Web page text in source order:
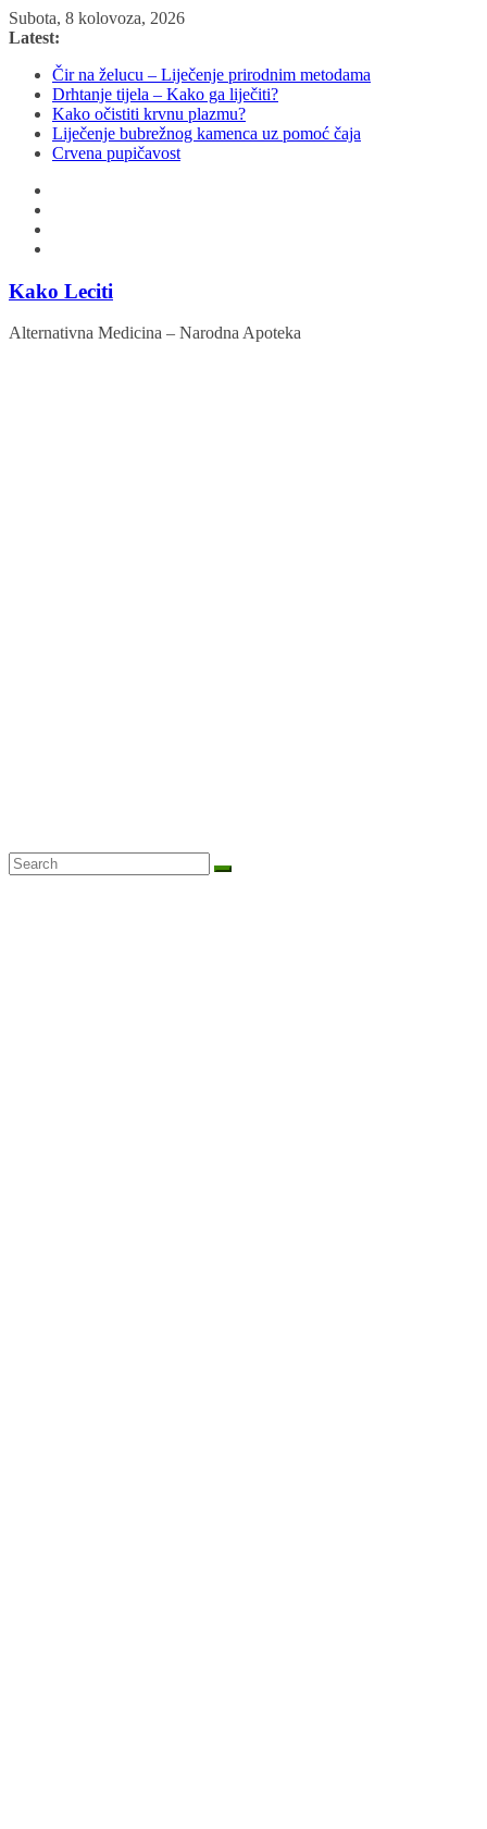
Skip
to
Subota, 8 kolovoza, 2026
Latest:
Čir na želucu – Liječenje prirodnim metodama
Drhtanje tijela – Kako ga liječiti?
Kako očistiti krvnu plazmu?
Liječenje bubrežnog kamenca uz pomoć čaja
Crvena pupičavost
Kako Leciti
Alternativna Medicina – Narodna Apoteka